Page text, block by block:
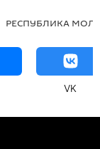
РЕСПУБЛИКА
VK